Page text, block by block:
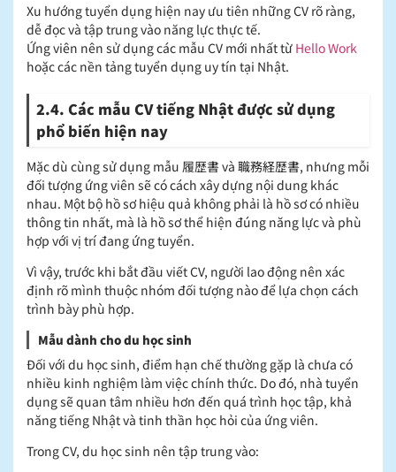
Xu hướng tuyển dụng hiện nay ưu tiên những CV rõ ràng,
dễ đọc và tập trung vào năng lực thực tế.
Ứng viên nên sử dụng các mẫu CV mới nhất từ Hello Work
hoặc các nền tảng tuyển dụng uy tín tại Nhật.
2.4. Các mẫu CV tiếng Nhật được sử dụng
phổ biến hiện nay
Mặc dù cùng sử dụng mẫu 履歴書 và 職務経歴書, nhưng mỗi
đối tượng ứng viên sẽ có cách xây dựng nội dung khác
nhau. Một bộ hồ sơ hiệu quả không phải là hồ sơ có nhiều
thông tin nhất, mà là hồ sơ thể hiện đúng năng lực và phù
hợp với vị trí đang ứng tuyển.
Vì vậy, trước khi bắt đầu viết CV, người lao động nên xác
định rõ mình thuộc nhóm đối tượng nào để lựa chọn cách
trình bày phù hợp.
Mẫu dành cho du học sinh
Đối với du học sinh, điểm hạn chế thường gặp là chưa có
nhiều kinh nghiệm làm việc chính thức. Do đó, nhà tuyển
dụng sẽ quan tâm nhiều hơn đến quá trình học tập, khả
năng tiếng Nhật và tinh thần học hỏi của ứng viên.
Trong CV, du học sinh nên tập trung vào: